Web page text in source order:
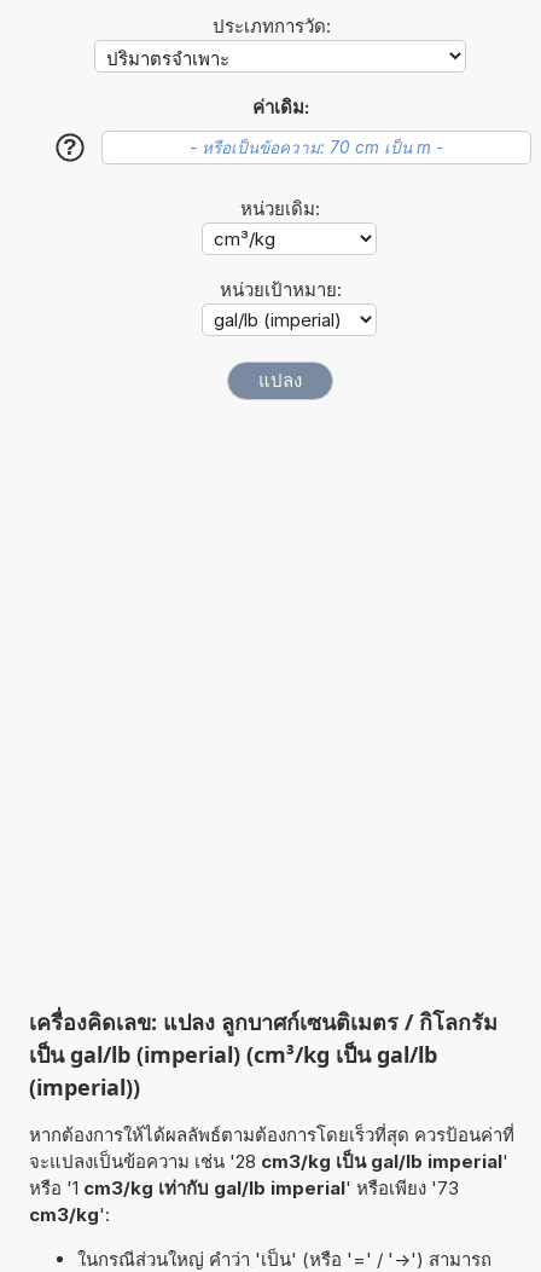
ประเภทการวัด:
ค่าเดิม:
?
หน่วยเดิม:
หน่วยเป้าหมาย:
เครื่องคิดเลข: แปลง ลูกบาศก์เซนติเมตร / กิโลกรัม
เป็น gal/lb (imperial) (cm³/kg เป็น gal/lb
(imperial))
หากต้องการให้ได้ผลลัพธ์ตามต้องการโดยเร็วที่สุด ควรป้อนค่าที่
จะแปลงเป็นข้อความ เช่น '28 cm3/kg เป็น gal/lb imperial'
หรือ '1 cm3/kg เท่ากับ gal/lb imperial' หรือเพียง '73
cm3/kg':
ในกรณีส่วนใหญ่ คำว่า 'เป็น' (หรือ '=' / '->') สามารถ